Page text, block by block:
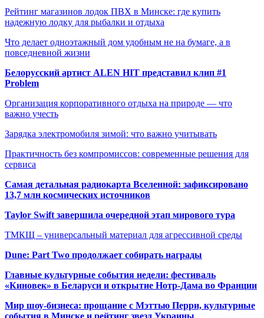
Рейтинг магазинов лодок ПВХ в Минске: где купить
надежную лодку для рыбалки и отдыха
Что делает одноэтажный дом удобным не на бумаге, а в
повседневной жизни
Белорусский артист ALEN HIT представил клип #1
Problem
Организация корпоративного отдыха на природе — что
важно учесть
Зарядка электромобиля зимой: что важно учитывать
Практичность без компромиссов: современные решения для
сервиса
Самая детальная радиокарта Вселенной: зафиксировано
13,7 млн космических источников
Taylor Swift завершила очередной этап мирового тура
ТМКЩ – универсальный материал для агрессивной среды
Dune: Part Two продолжает собирать награды
Главные культурные события недели: фестиваль
«Киновек» в Беларуси и открытие Нотр-Дама во Франции
Мир шоу-бизнеса: прощание с Мэттью Перри, культурные
события в Минске и рейтинг звезд Украины